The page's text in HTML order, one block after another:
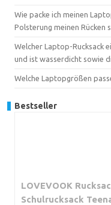
Wie packe ich meinen
Polsterung meinen Rücken
Welcher Laptop-Rucksack
und ist wasserdicht sowie
Welche Laptopgrößen
Bestseller
LOVEVOOK
Schulrucksack